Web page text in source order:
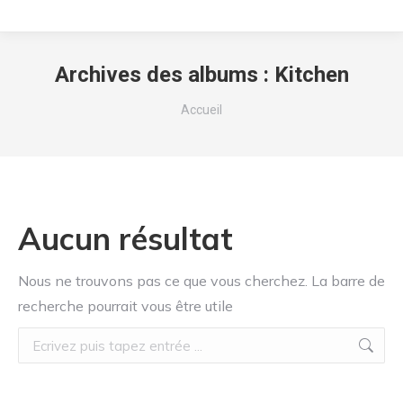
Archives des albums : Kitchen
Vous êtes ici :
Accueil
Aucun résultat
Nous ne trouvons pas ce que vous cherchez. La barre de
recherche pourrait vous être utile
Recherche
: